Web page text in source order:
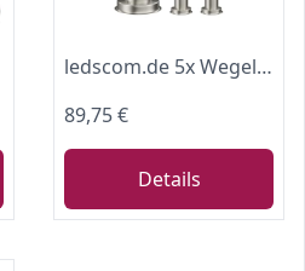
ledscom.de 5x Wegelicht/Pollerleuchte PORU für außen, IP44, 39 cm, edelstahl, 1x E27 max. 40W
89,75 €
Details